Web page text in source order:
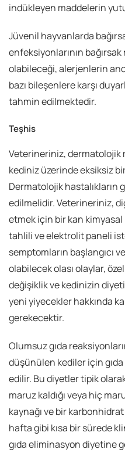
indükleyen maddelerin
Jüvenil hayvanlarda
enfeksiyonlarının
olabileceği, alerjenlerin
bazı bileşenlere karşı
tahmin edilmektedir.
Teşhis
Veterineriniz, dermatolojik
kediniz üzerinde eksiksiz
Dermatolojik hastalıkların
edilmelidir. Veterineriniz,
etmek için bir kan kimyasal
tahlili ve elektrolit paneli
semptomların başlangıcı
olabilecek olası olaylar,
değişiklik ve kedinizin
yeni yiyecekler hakkında
gerekecektir.
Olumsuz gıda
düşünülen kediler için
edilir. Bu diyetler tipik
maruz kaldığı veya hiç
kaynağı ve bir
hafta gibi kısa bir sürede
gıda eliminasyon diyetine